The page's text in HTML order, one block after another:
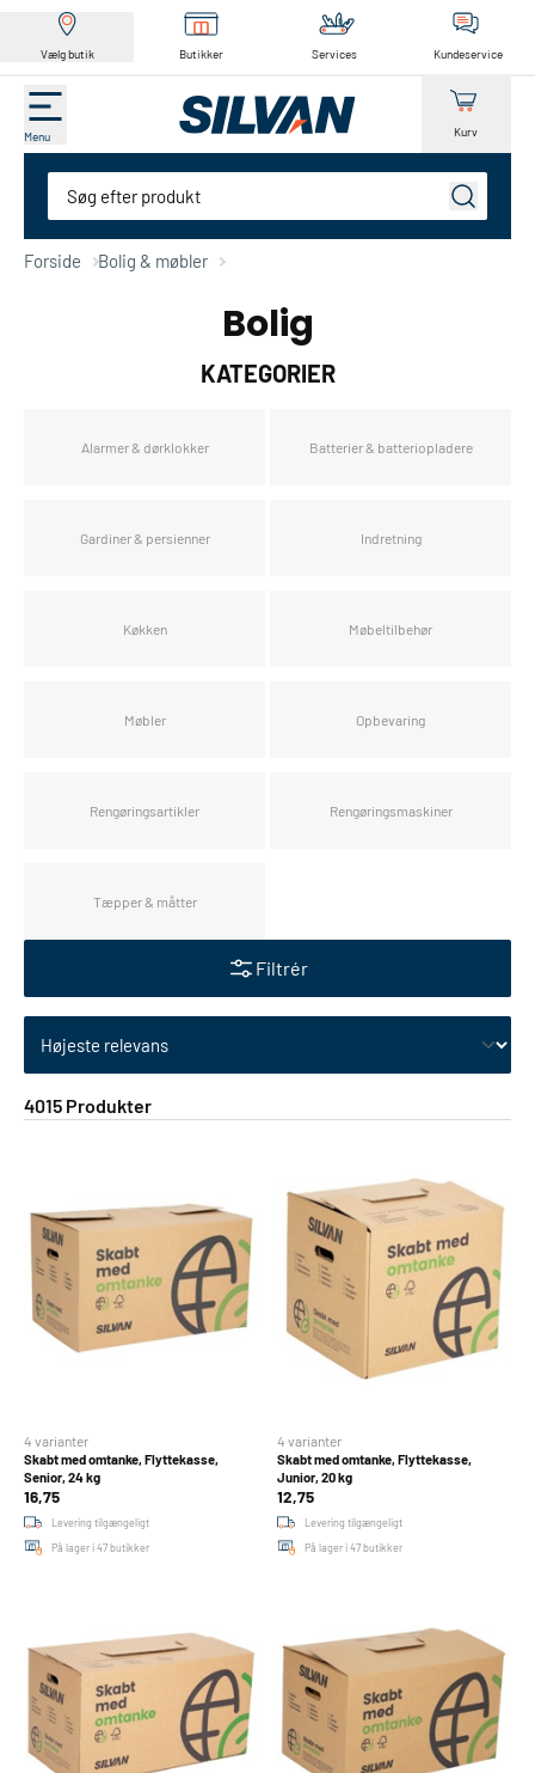
Vælg butik Butikker Services Kundeservice
Menu Kurv
Søg
Forside Bolig & møbler
Bolig
KATEGORIER
Alarmer & dørklokker Batterier & batteriopladere
Gardiner & persienner Indretning
Køkken Møbeltilbehør
Møbler Opbevaring
Rengøringsartikler Rengøringsmaskiner
Tæpper & måtter
Filtrér
4015 Produkter
Skabt med omtanke, Flyttekasse,
Senior, 24 kg
4 varianter
16,75
Levering tilgængeligt
På lager i 47 butikker
Skabt med omtanke, Flyttekasse,
Junior, 20 kg
4 varianter
12,75
Levering tilgængeligt
På lager i 47 butikker